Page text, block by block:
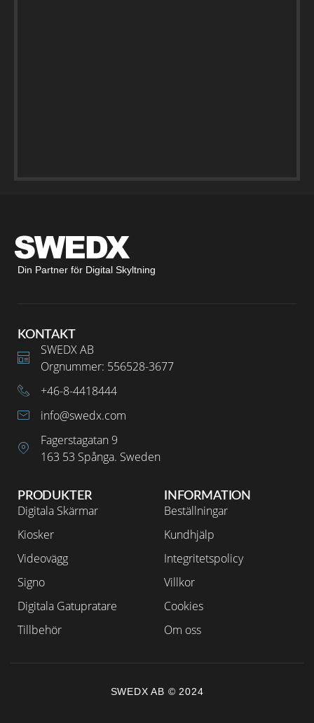
Din Partner för Digital Skyltning
INFORMATION
Beställningar
Kundhjälp
Integritetspolicy
Villkor
Cookies
Om oss
PRODUKTER
Digitala Skärmar
Kiosker
Videovägg
Signo
Digitala Gatupratare
Tillbehör
KONTAKT
SWEDX AB
Orgnummer: 556528-3677
+46-8-4418444
info@swedx.com
Fagerstagatan 9
163 53 Spånga. Sweden
SWEDX AB © 2024